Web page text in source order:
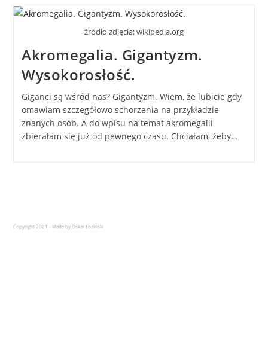
źródło zdjęcia: wikipedia.org
Akromegalia. Gigantyzm.
Wysokorosłość.
Giganci są wśród nas? Gigantyzm. Wiem, że lubicie gdy
omawiam szczegółowo schorzenia na przykładzie
znanych osób. A do wpisu na temat akromegalii
zbierałam się już od pewnego czasu. Chciałam, żeby…
Copyright 2021 - Made by Oskar Łoziński